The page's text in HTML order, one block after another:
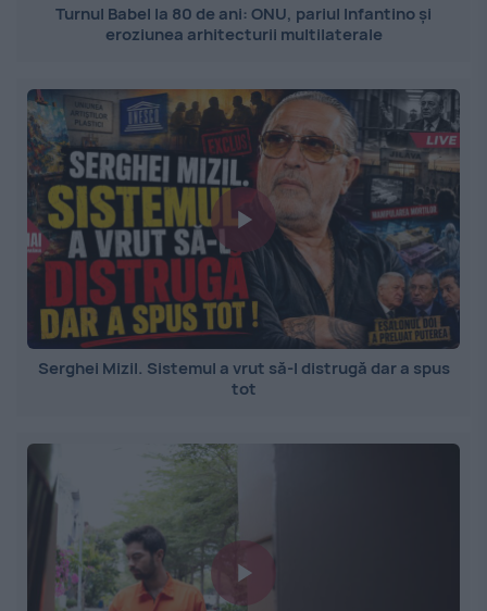
Turnul Babel la 80 de ani: ONU, pariul Infantino și
eroziunea arhitecturii multilaterale
Serghei Mizil. Sistemul a vrut să-l distrugă dar a spus
tot